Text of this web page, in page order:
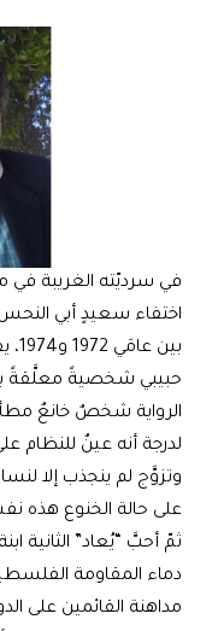
في سرديّته الغريبة في
اختفاء سعيدٍ أبي
حبيبي شخصيةً معلَّقةً
الرواية شخصٌ خانعٌ
لدرجة أنه عينٌ للنظام
وتزوَّج لم ينجذب إلا
على حالة الخنوع هذه
ثمّ أحبَّ “يُعاد” الثانية
دماء المقاومة
مداهنة القائمين على